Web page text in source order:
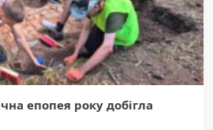
епопея року добігла